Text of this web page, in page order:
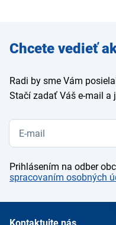
Zadajte
e-mail
Chcete vedieť
Radi by sme Vám
Stačí zadať Váš e-mail a
Prihlásením na odber
spracovaním osobných
Kontaktujte nás